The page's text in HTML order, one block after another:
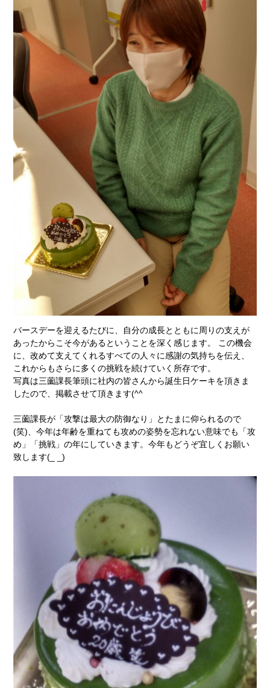
バースデーを迎えるたびに、自分の成長とともに周りの支えが
あったからこそ今があるということを深く感じます。 この機会
に、改めて支えてくれるすべての人々に感謝の気持ちを伝え、
これからもさらに多くの挑戦を続けていく所存です。
写真は三薗課長筆頭に社内の皆さんから誕生日ケーキを頂きま
したので、掲載させて頂きます(^^ゞ
三薗課長が「攻撃は最大の防御なり」とたまに仰られるので
(笑)、今年は年齢を重ねても攻めの姿勢を忘れない意味でも「攻
め」「挑戦」の年にしていきます。今年もどうぞ宜しくお願い
致します(_ _)